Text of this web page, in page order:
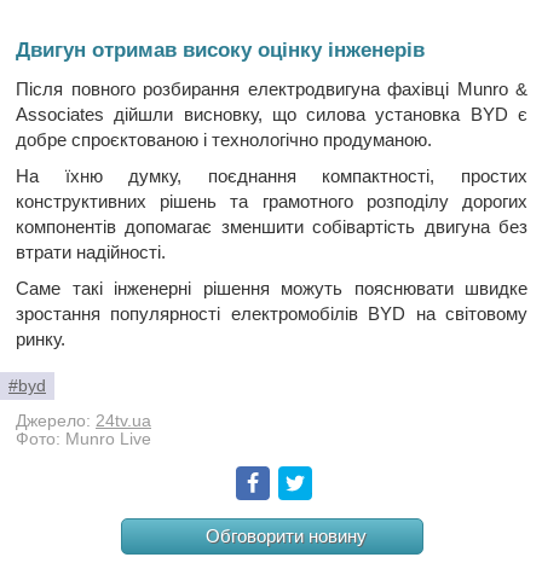
Двигун отримав високу оцінку інженерів
Після повного розбирання електродвигуна фахівці Munro &
Associates дійшли висновку, що силова установка BYD є
добре спроєктованою і технологічно продуманою.
На їхню думку, поєднання компактності, простих
конструктивних рішень та грамотного розподілу дорогих
компонентів допомагає зменшити собівартість двигуна без
втрати надійності.
Саме такі інженерні рішення можуть пояснювати швидке
зростання популярності електромобілів BYD на світовому
ринку.
#byd
Джерело: 24tv.ua
Фото: Munro Live
Facebook
Обговорити новину